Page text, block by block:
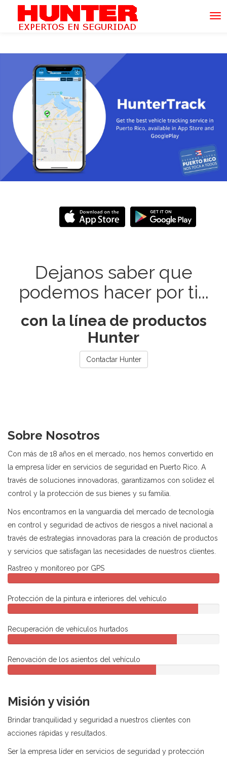
Dejanos saber que
podemos hacer por ti...
con la línea de productos
Hunter
Contactar Hunter
Sobre Nosotros
Con más de 18 años en el mercado, nos hemos convertido en
la empresa líder en servicios de seguridad en Puerto Rico. A
través de soluciones innovadoras, garantizamos con solidez el
control y la protección de sus bienes y su familia.
Nos encontramos en la vanguardia del mercado de tecnología
en control y seguridad de activos de riesgos a nivel nacional a
través de estrategias innovadoras para la creación de productos
y servicios que satisfagan las necesidades de nuestros clientes.
Rastreo y monitoreo por GPS
Protección de la pintura e interiores del vehículo
Recuperación de vehículos hurtados
Renovación de los asientos del vehículo
Misión y visión
Brindar tranquilidad y seguridad a nuestros clientes con
acciones rápidas y resultados.
Ser la empresa líder en servicios de seguridad y protección